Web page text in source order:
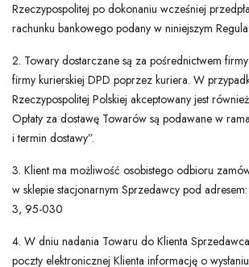
Rzeczypospolitej po dokonaniu wcześniej
rachunku bankowego podany w niniejszym
2. Towary dostarczane są za pośrednictwem
firmy kurierskiej DPD poprzez kuriera. W
Rzeczypospolitej Polskiej akceptowany jest
Opłaty za dostawę Towarów są podawane w
i termin dostawy”.
3. Klient ma możliwość osobistego odbioru
w sklepie stacjonarnym Sprzedawcy pod
3, 95-030
4. W dniu nadania Towaru do Klienta
poczty elektronicznej Klienta informację o wysłaniu